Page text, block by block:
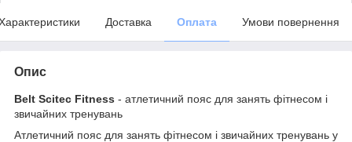
Доставка Оплата Умови повернення
Опис
Belt Scitec Fitness - атлетичний пояс для занять фітнесом і
звичайних тренувань
Атлетичний пояс для занять фітнесом і звичайних тренувань у